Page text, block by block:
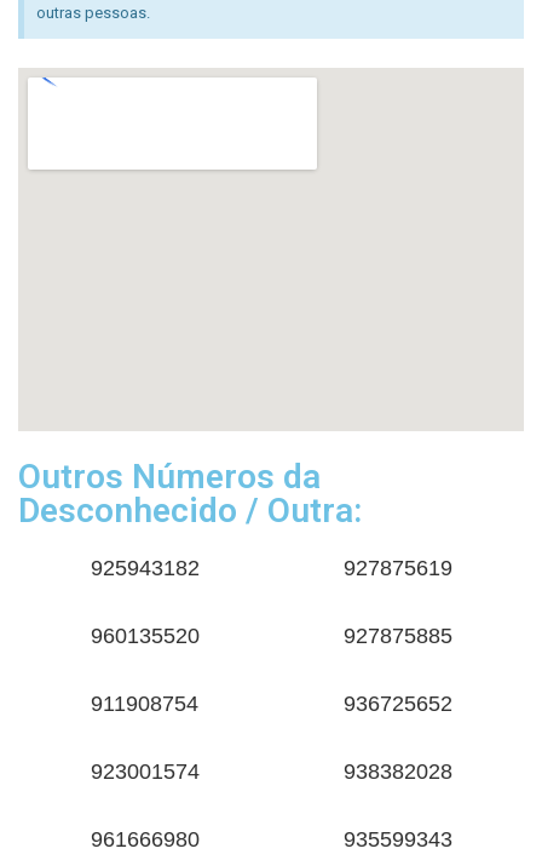
outras pessoas.
Outros Números da
Desconhecido / Outra:
925943182 927875619
960135520 927875885
911908754 936725652
923001574 938382028
961666980 935599343